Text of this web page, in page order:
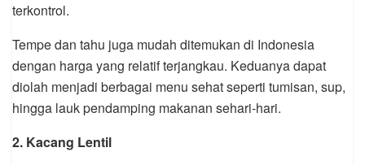
terkontrol.
Tempe dan tahu juga mudah ditemukan di Indonesia
dengan harga yang relatif terjangkau. Keduanya dapat
diolah menjadi berbagai menu sehat seperti tumisan, sup,
hingga lauk pendamping makanan sehari-hari.
2. Kacang Lentil